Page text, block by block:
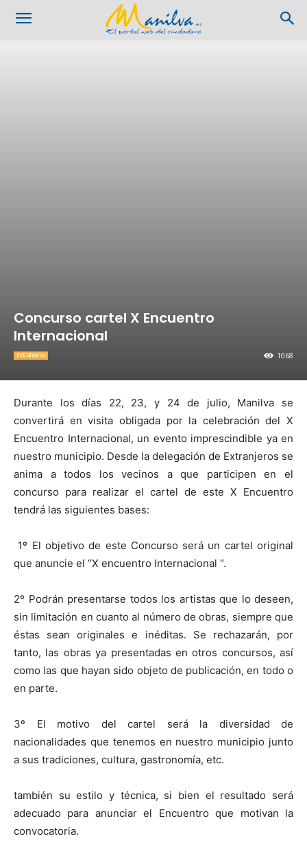
Concurso cartel X Encuentro
Internacional
1068
Extranjeria
Durante los días 22, 23, y 24 de julio, Manilva se
convertirá en visita obligada por la celebración del X
Encuentro Internacional, un evento imprescindible ya en
nuestro municipio. Desde la delegación de Extranjeros se
anima a todos los vecinos a que participen en el
concurso para realizar el cartel de este X Encuentro
tendrá las siguientes bases:
1º El objetivo de este Concurso será un cartel original
que anuncie el “X encuentro Internacional “.
2º Podrán presentarse todos los artistas que lo deseen,
sin limitación en cuanto al número de obras, siempre que
éstas sean originales e inéditas. Se rechazarán, por
tanto, las obras ya presentadas en otros concursos, así
como las que hayan sido objeto de publicación, en todo o
en parte.
3º El motivo del cartel será la diversidad de
nacionalidades que tenemos en nuestro municipio junto
a sus tradiciones, cultura, gastronomía, etc.
también su estilo y técnica, si bien el resultado será
adecuado para anunciar el Encuentro que motivan la
convocatoria.